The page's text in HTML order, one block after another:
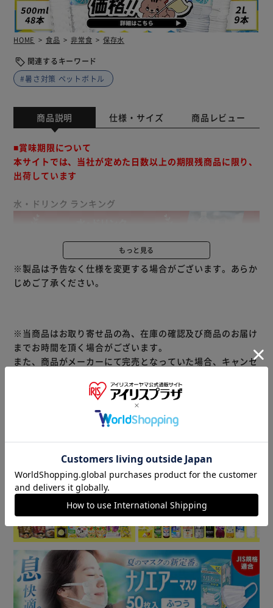
HOME 食品 非常食 保存水
関連するキーワード
#暑さ対策 ペットボトル
商品説明 仕様・サイズ 商品レビュー
■賞味期限について
本サイトでは、当社が定めた日数以上の期限残商品に限り、
出荷しています
水・ドリンク ランキング
※商品入れ替えのタイミングにより、パッケージデザインが
異なる商品をお届けする場合が御座います。予めご了承くだ
さい。成分・内容量に変更は御座いません。
適度なミネラル含有量は、飲みやすくおいしい硬水です。
世界130カ国で飲用されており、自然の恵みをそのままに高
い品質を保っています。
(*)CODEXによるEUの「ナチュラルウォーター」の基準よ
※本品は並行輸入品です
もっと見る
※製品は予告なく仕様を変更する場合がございます。あらか
じめご了承ください。
※当商品はお取り寄せ品の為、在庫の確認及び商品のお届け
までお時間を頂く場合がございます。
また、商品がメーカーにて完売となっていた場合、キャンセ
予めご了承くださいますようお願いいたします。
商品はアイリスプラザがセレクトしたオススメ商品です。
商品情報
▼ 食品・飲料おすすめ ▼